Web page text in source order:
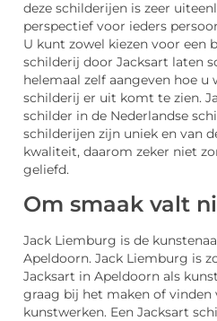
deze schilderijen is zeer
perspectief voor ieders
U kunt zowel kiezen voor een
schilderij door Jacksart laten
helemaal zelf aangeven hoe
schilderij er uit komt te zien.
schilder in de Nederlandse
schilderijen zijn uniek en van
kwaliteit, daarom zeker niet
geliefd.
Om smaak valt
Jack Liemburg is de
Apeldoorn. Jack Liemburg is
Jacksart in Apeldoorn als
graag bij het maken of vinden
kunstwerken. Een Jacksart